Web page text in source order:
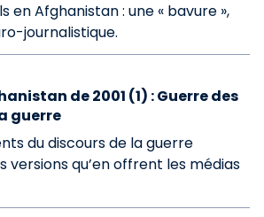
en Afghanistan : une « bavure »,
journalistique.
de 2001 (1) : Guerre des
guerre
du discours de la guerre
versions qu’en offrent les médias